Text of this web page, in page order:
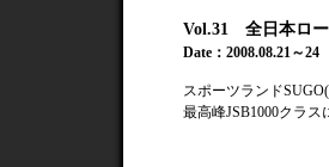
Vol.31 全日本ロー
Date：2008.08.21～24
スポーツランド
最高峰JSB1000クラ